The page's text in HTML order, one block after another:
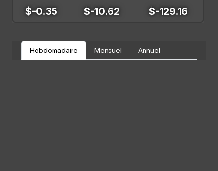
$-0.35 $-10.62 $-129.16
Hebdomadaire Mensuel Annuel